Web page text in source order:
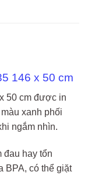
146 x 50 cm
50 cm được in
xanh phối
ngắm nhìn.
đau hay tổn
BPA, có thể giặt